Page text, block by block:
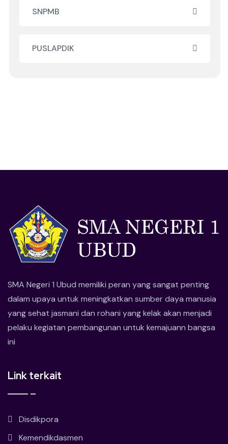
SNPMB
PUSLAPDIK
SMA Negeri 1 Ubud memiliki peran yang sangat penting
dalam upaya untuk meningkatkan sumber daya manusia
yang sehat jasmani dan rohani yang kelak akan menjadi
pelaku kegiatan pembangunan untuk kemajuann bangsa
ini
Link terkait
Disdikpora
Kemendikdasmen